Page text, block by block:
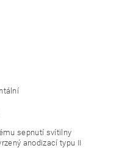
sepnutí svítilny
anodizací typu II